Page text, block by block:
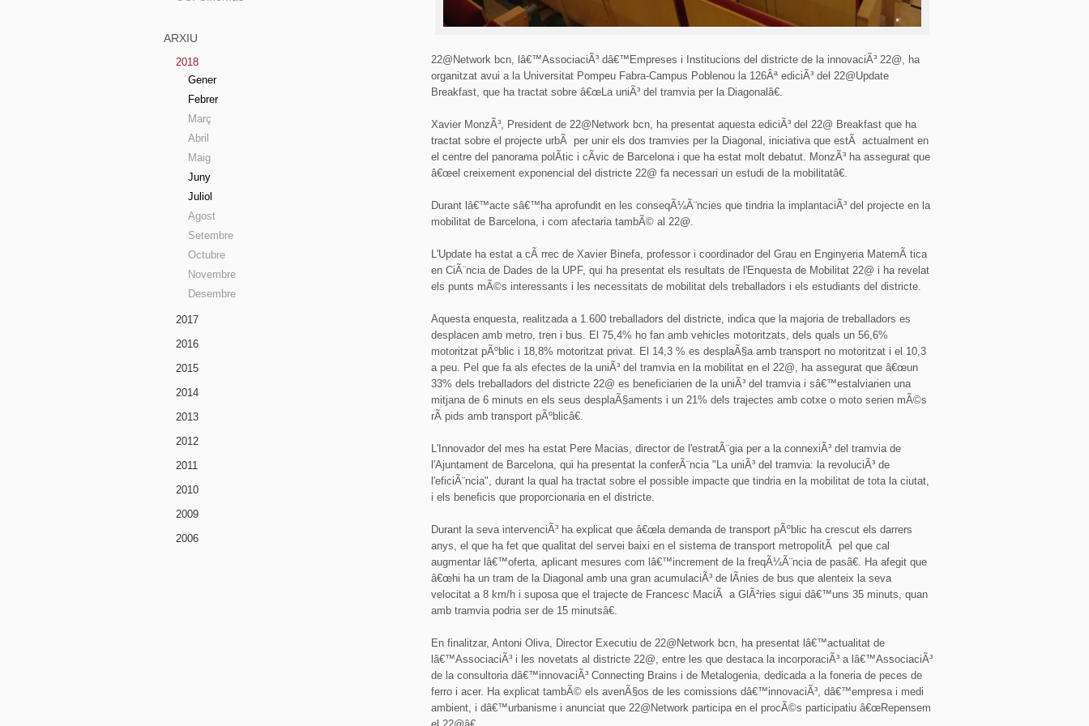
ARXIU
2018
Gener
Febrer
Març
Abril
Maig
Juny
Juliol
Agost
Setembre
Octubre
Novembre
Desembre
2017
2016
2015
2014
2013
2012
2011
2010
2009
2006
22@Network bcn, lâ€™AssociaciÃ³ dâ€™Empreses i Institucions del districte de la innovaciÃ³ 22@, ha
organitzat avui a la Universitat Pompeu Fabra-Campus Poblenou la 126Âª ediciÃ³ del 22@Update
Breakfast, que ha tractat sobre â€œLa uniÃ³ del tramvia per la Diagonalâ€.
Xavier MonzÃ³, President de 22@Network bcn, ha presentat aquesta ediciÃ³ del 22@ Breakfast que ha
tractat sobre el projecte urbÃ per unir els dos tramvies per la Diagonal, iniciativa que estÃ actualment en
el centre del panorama polÃ­tic i cÃ­vic de Barcelona i que ha estat molt debatut. MonzÃ³ ha assegurat que
â€œel creixement exponencial del districte 22@ fa necessari un estudi de la mobilitatâ€.
Durant lâ€™acte sâ€™ha aprofundit en les conseqÃ¼Ã¨ncies que tindria la implantaciÃ³ del projecte en la
mobilitat de Barcelona, i com afectaria tambÃ© al 22@.
L'Update ha estat a cÃ rrec de Xavier Binefa, professor i coordinador del Grau en Enginyeria MatemÃ tica
en CiÃ¨ncia de Dades de la UPF, qui ha presentat els resultats de l'Enquesta de Mobilitat 22@ i ha revelat
els punts mÃ©s interessants i les necessitats de mobilitat dels treballadors i els estudiants del districte.
Aquesta enquesta, realitzada a 1.600 treballadors del districte, indica que la majoria de treballadors es
desplacen amb metro, tren i bus. El 75,4% ho fan amb vehicles motoritzats, dels quals un 56,6%
motoritzat pÃºblic i 18,8% motoritzat privat. El 14,3 % es desplaÃ§a amb transport no motoritzat i el 10,3
a peu. Pel que fa als efectes de la uniÃ³ del tramvia en la mobilitat en el 22@, ha assegurat que â€œun
33% dels treballadors del districte 22@ es beneficiarien de la uniÃ³ del tramvia i sâ€™estalviarien una
mitjana de 6 minuts en els seus desplaÃ§aments i un 21% dels trajectes amb cotxe o moto serien mÃ©s
rÃ pids amb transport pÃºblicâ€.
L'Innovador del mes ha estat Pere Macias, director de l'estratÃ¨gia per a la connexiÃ³ del tramvia de
l'Ajuntament de Barcelona, qui ha presentat la conferÃ¨ncia "La uniÃ³ del tramvia: la revoluciÃ³ de
l'eficiÃ¨ncia", durant la qual ha tractat sobre el possible impacte que tindria en la mobilitat de tota la ciutat,
i els beneficis que proporcionaria en el districte.
Durant la seva intervenciÃ³ ha explicat que â€œla demanda de transport pÃºblic ha crescut els darrers
anys, el que ha fet que qualitat del servei baixi en el sistema de transport metropolitÃ pel que cal
augmentar lâ€™oferta, aplicant mesures com lâ€™increment de la freqÃ¼Ã¨ncia de pasâ€. Ha afegit que
â€œhi ha un tram de la Diagonal amb una gran acumulaciÃ³ de lÃ­nies de bus que alenteix la seva
velocitat a 8 km/h i suposa que el trajecte de Francesc MaciÃ a GlÃ²ries sigui dâ€™uns 35 minuts, quan
amb tramvia podria ser de 15 minutsâ€.
En finalitzar, Antoni Oliva, Director Executiu de 22@Network bcn, ha presentat lâ€™actualitat de
lâ€™AssociaciÃ³ i les novetats al districte 22@, entre les que destaca la incorporaciÃ³ a lâ€™AssociaciÃ³
de la consultoria dâ€™innovaciÃ³ Connecting Brains i de Metalogenia, dedicada a la foneria de peces de
ferro i acer. Ha explicat tambÃ© els avenÃ§os de les comissions dâ€™innovaciÃ³, dâ€™empresa i medi
ambient, i dâ€™urbanisme i anunciat que 22@Network participa en el procÃ©s participatiu â€œRepensem